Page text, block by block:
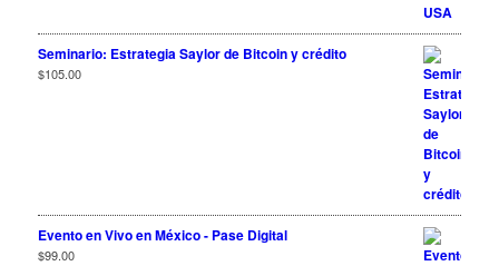
Seminario: Estrategia Saylor de Bitcoin y crédito
$105.00
Evento en Vivo en México - Pase Digital
$99.00